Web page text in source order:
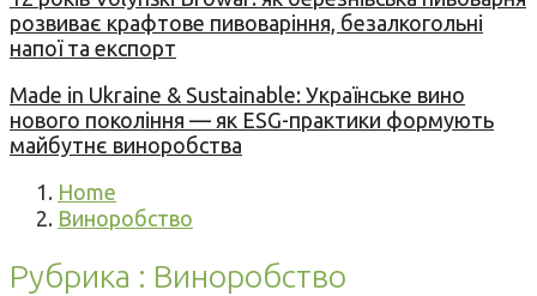
розвиває крафтове пивоваріння, безалкогольні
напої та експорт
Made in Ukraine & Sustainable: Українське вино
нового покоління — як ESG-практики формують
майбутнє виноробства
Home
Виноробство
Рубрика : Виноробство